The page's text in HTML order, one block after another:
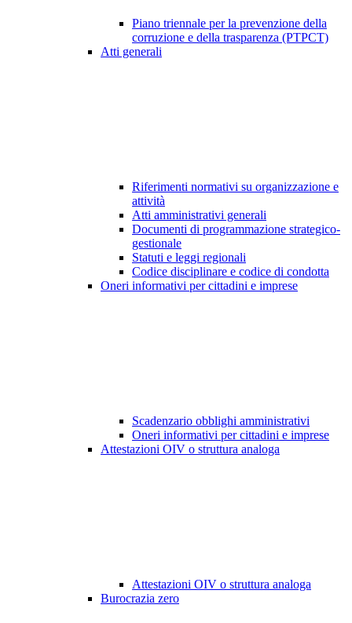
Piano triennale per la prevenzione della
corruzione e della trasparenza (PTPCT)
Atti generali
Riferimenti normativi su organizzazione e
attività
Atti amministrativi generali
Documenti di programmazione strategico-
gestionale
Statuti e leggi regionali
Codice disciplinare e codice di condotta
Oneri informativi per cittadini e imprese
Scadenzario obblighi amministrativi
Oneri informativi per cittadini e imprese
Attestazioni OIV o struttura analoga
Attestazioni OIV o struttura analoga
Burocrazia zero